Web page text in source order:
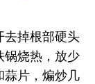
去掉根部硬头
锅烧热，放少
蒜片，煸炒几